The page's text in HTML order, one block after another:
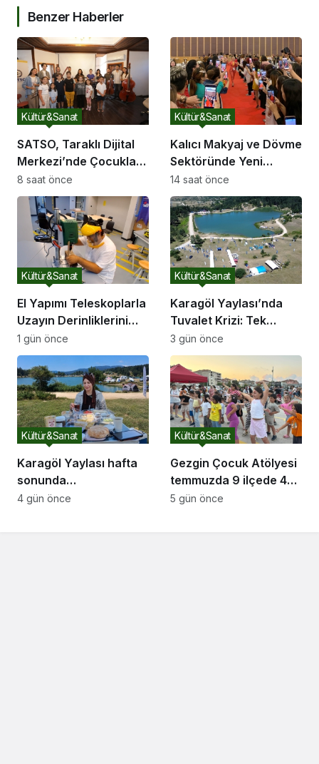
Benzer Haberler
SATSO, Taraklı Dijital
Merkezi’nde Çocukları
Sanatla Buluşturdu
Kültür&Sanat
8 saat önce
Kalıcı Makyaj ve Dövme
Sektöründe Yeni
Dönem: 2026’nın Ana
Gündemi Güvenli
Pigment ve Bilimsel
Eğitim
Kültür&Sanat
14 saat önce
El Yapımı Teleskoplarla
Uzayın Derinliklerini
Keşfediyorlar
Kültür&Sanat
1 gün önce
Karagöl Yaylası’nda
Tuvalet Krizi: Tek
Tuvalet Binlerce
Ziyaretçiye Yetmiyor
Kültür&Sanat
3 gün önce
Karagöl Yaylası hafta
sonunda
doğaseverlerin akınına
Kültür&Sanat
4 gün önce
Gezgin Çocuk Atölyesi
temmuzda 9 ilçede 4
bini aşkın çocuğun
Kültür&Sanat
5 gün önce